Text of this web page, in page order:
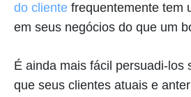
do cliente frequentemente tem
em seus negócios do que um
É ainda mais fácil persuadi-los
que seus clientes atuais e